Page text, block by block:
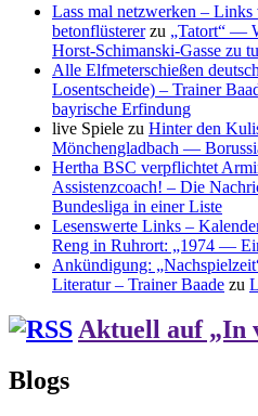
Lass mal netzwerken –
betonflüstererzu „Tatort“ —
Horst-Schimanski-Gasse zu
Alle Elfmeterschießen
Losentscheide) – Trainer
bayrische Erfindung
live Spiele zu Hinter den
Mönchengladbach —
Hertha BSC verpflichtet
Assistenzcoach! – Die
Bundesliga in einer Liste
Lesenswerte Links –
Reng in Ruhrort: „1974 —
Ankündigung:
Literatur – Trainer Baade zu
Aktuell auf „In
Blogs